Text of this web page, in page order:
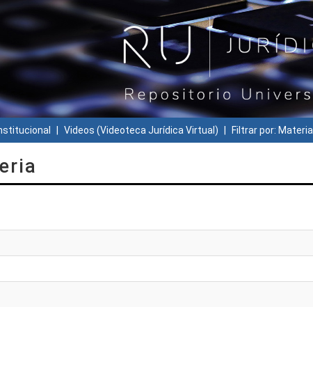
Videos (Videoteca Jurídica Virtual) Filtrar por: Materia